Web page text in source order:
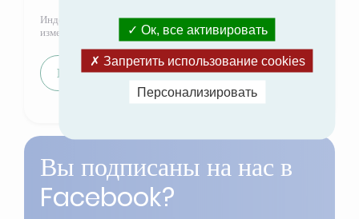
Индекс гендерного равенства - это инструмент для
измерения неравенства в оплате труда. Для 2024 года...
Подробнее
Вы подписаны на нас в
Facebook?
Ок, все активировать
Запретить использование cookies
Персонализировать